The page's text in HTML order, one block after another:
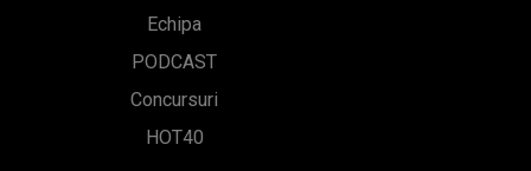
Echipa
PODCAST
Concursuri
HOT40